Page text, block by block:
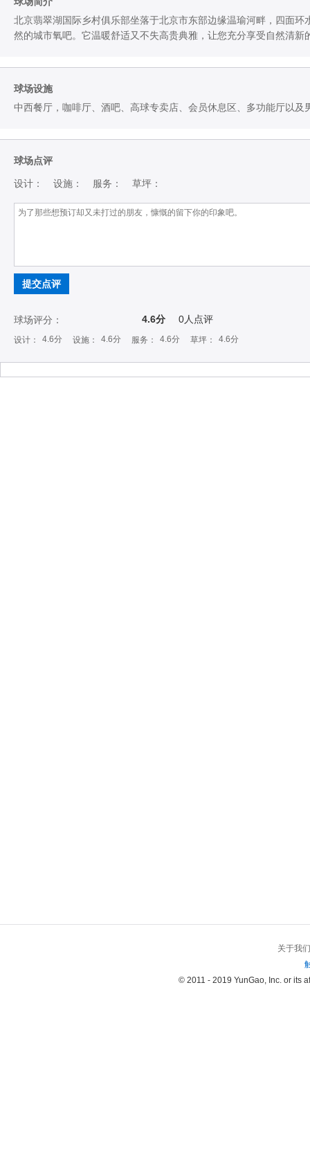
北京翡翠湖国际乡村俱乐部坐落于北京市东部边缘温瑜河畔，四面
然的城市氧吧。它温暖舒适又不失高贵典雅，让您充分享受自然清新
球场设施
中西餐厅，咖啡厅、酒吧、高球专卖店、会员休息区、多功能厅以及
球场点评
设计： 设施： 服务： 草坪：
提交点评
球场评分： 4.6分 0人点评
设计： 4.6分 设施： 4.6分 服务： 4.6分 草坪： 4.6分
关于我们
© 2011 - 2019 YunGao, Inc. or its